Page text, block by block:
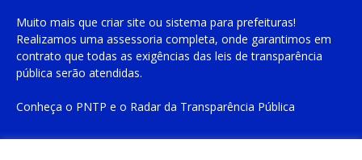
Muito mais que criar site ou sistema para prefeituras!
Realizamos uma assessoria completa, onde garantimos em
contrato que todas as exigências das leis de transparência
pública serão atendidas.
Conheça o PNTP e o Radar da Transparência Pública